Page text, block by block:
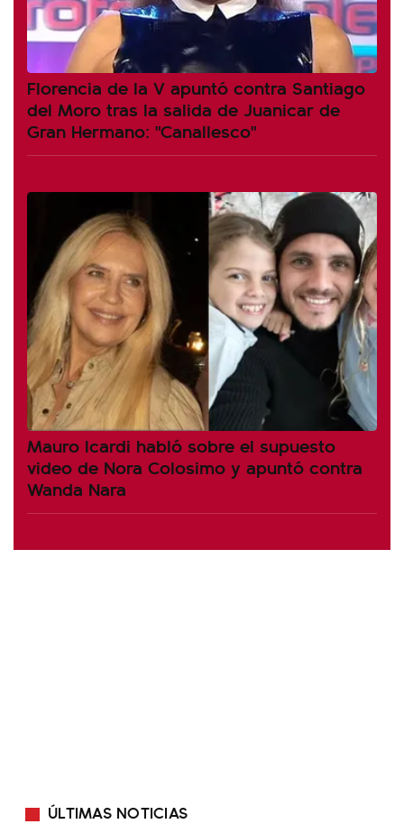
Florencia de la V apuntó contra Santiago
del Moro tras la salida de Juanicar de
Gran Hermano: "Canallesco"
Mauro Icardi habló sobre el supuesto
video de Nora Colosimo y apuntó contra
Wanda Nara
ÚLTIMAS NOTICIAS